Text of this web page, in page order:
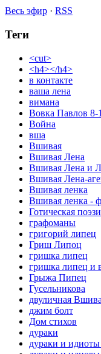
Весь эфир · RSS
Теги
<cut>
<h4></h4>
в контакте
ваша лена
вимана
Вовка Павлов 8-
Война
вша
Вшивая
Вшивая Лена
Вшивая Лена и
Вшивая Лена-
Вшивая ленка
Вшивая ленка -
Готическая
графоманы
григорий липец
Гриш Липоц
гришка липец
гришка липец и
Грыжа Пипец
Гусельникова
двуличная
джим болт
Дом стихов
дураки
дураки и